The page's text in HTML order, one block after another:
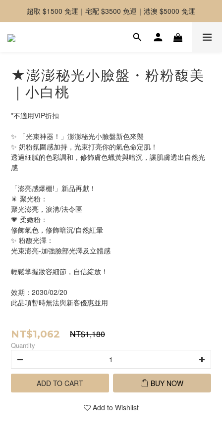
-好友募集中-加入官方LINE好友獲取優惠券
超取 $1500 免運｜宅配 $3500 免運｜港澳 $5000 免運
-好友募集中-加入官方LINE好友獲取優惠券
★澎澎秘光小臉盤・粉粉馥美
｜小白桃
*不適用VIP折扣
✨ 「光束神器！」澎澎秘光小臉盤新色來襲
✨ 奶粉氛圍感加持，光束打亮你的氣色命定肌！
透過細膩的色彩調和，修飾膚色蠟黃與暗沉，讓肌膚透出自然光
感
「澎亮感爆棚!」新品再獻！
🎇 聚光粉：
聚光澎亮，淚溝/法令區
💗 柔嫩粉：
修飾氣色，修飾暗沉/自然紅暈
✨ 粉馥光澤：
光束澎亮-加強臉部光澤及立體感
輕鬆掌握妝容細節，自信綻放！
效期：2030/02/20
此品項暫時無法與新客優惠並用
NT$1,062 NT$1,180
Quantity
ADD TO CART BUY NOW
Add to Wishlist